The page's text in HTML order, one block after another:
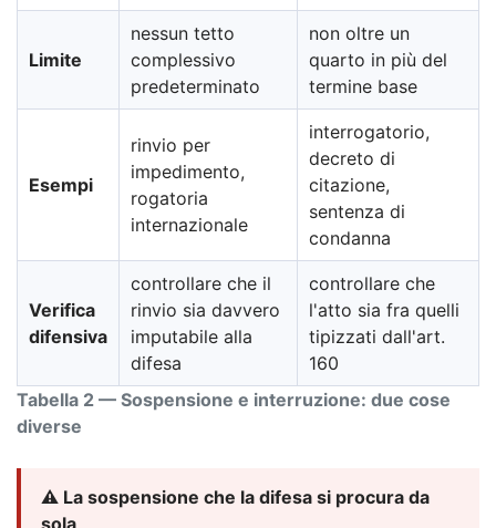
Tabella 2 — Sospensione e interruzione: due cose
diverse
Limite
nessun tetto
complessivo
predeterminato
non oltre un
quarto in più del
termine base
Esempi
rinvio per
impedimento,
rogatoria
internazionale
interrogatorio,
decreto di
citazione,
sentenza di
condanna
Verifica
difensiva
controllare che il
rinvio sia davvero
imputabile alla
difesa
controllare che
l'atto sia fra quelli
tipizzati dall'art.
160
⚠️ La sospensione che la difesa si procura da
sola